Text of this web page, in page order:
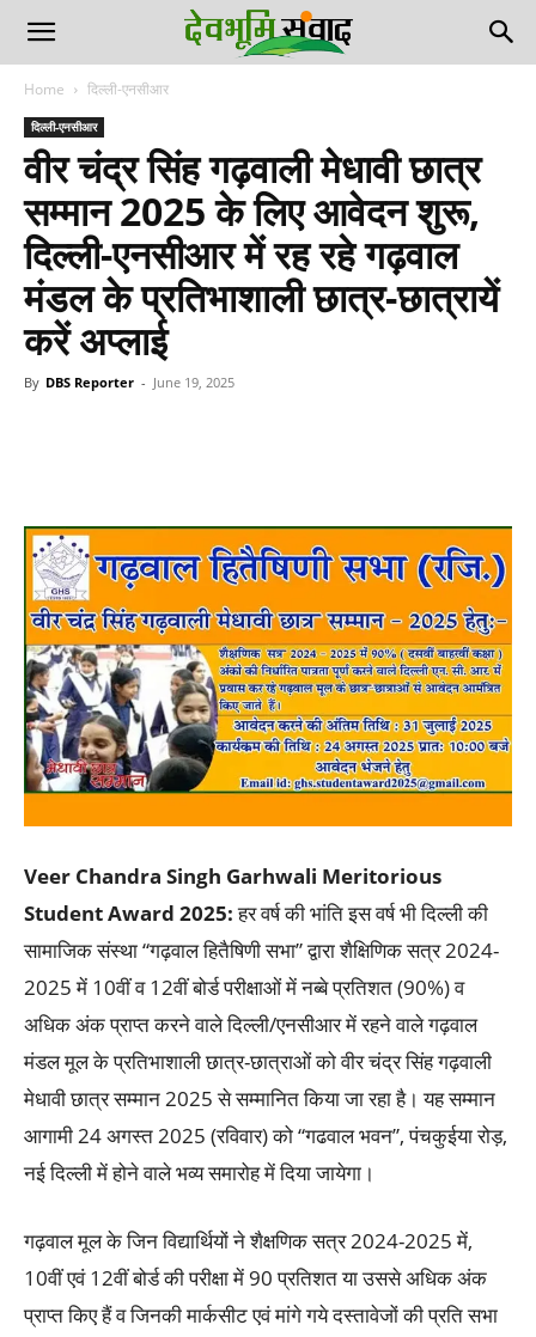
Home दिल्ली-एनसीआर
दिल्ली-एनसीआर
वीर चंद्र सिंह गढ़वाली मेधावी छात्र
सम्मान 2025 के लिए आवेदन शुरू,
दिल्ली-एनसीआर में रह रहे गढ़वाल
मंडल के प्रतिभाशाली छात्र-छात्रायें
करें अप्लाई
By DBS Reporter - June 19, 2025
Veer Chandra Singh Garhwali Meritorious
Student Award 2025:हर वर्ष की भांति इस वर्ष भी दिल्ली की
सामाजिक संस्था “गढ़वाल हितैषिणी सभा” द्वारा शैक्षिणिक सत्र 2024-
2025 में 10वीं व 12वीं बोर्ड परीक्षाओं में नब्बे प्रतिशत (90%) व
अधिक अंक प्राप्त करने वाले दिल्ली/एनसीआर में रहने वाले गढ़वाल
मंडल मूल के प्रतिभाशाली छात्र-छात्राओं को वीर चंद्र सिंह गढ़वाली
मेधावी छात्र सम्मान 2025 से सम्मानित किया जा रहा है। यह सम्मान
आगामी 24 अगस्त 2025 (रविवार) को “गढवाल भवन”, पंचकुईया रोड़,
नई दिल्ली में होने वाले भव्य समारोह में दिया जायेगा।
गढ़वाल मूल के जिन विद्यार्थियों ने शैक्षणिक सत्र 2024-2025 में,
10वीं एवं 12वीं बोर्ड की परीक्षा में 90 प्रतिशत या उससे अधिक अंक
प्राप्त किए हैं व जिनकी मार्कसीट एवं मांगे गये दस्तावेजों की प्रति सभा